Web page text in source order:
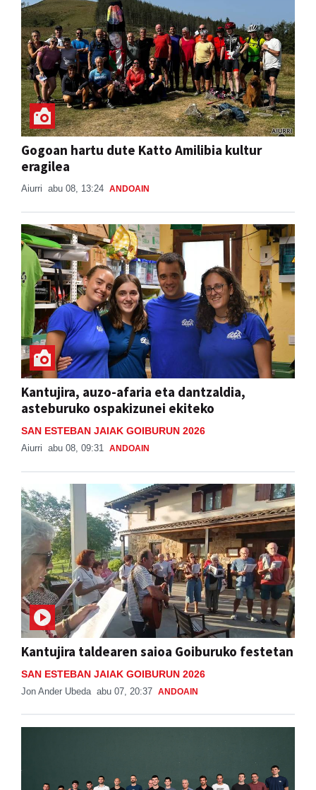
Gogoan hartu dute Katto Amilibia kultur
eragilea
Aiurri abu 08, 13:24 ANDOAIN
Kantujira, auzo-afaria eta dantzaldia,
asteburuko ospakizunei ekiteko
SAN ESTEBAN JAIAK GOIBURUN 2026
Aiurri abu 08, 09:31 ANDOAIN
Kantujira taldearen saioa Goiburuko festetan
SAN ESTEBAN JAIAK GOIBURUN 2026
Jon Ander Ubeda abu 07, 20:37 ANDOAIN